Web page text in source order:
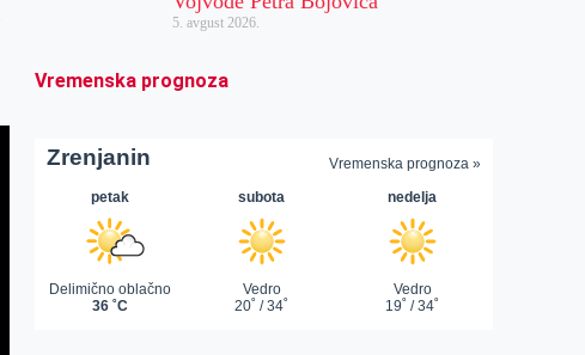
5. avgust 2026.
Vremenska prognoza